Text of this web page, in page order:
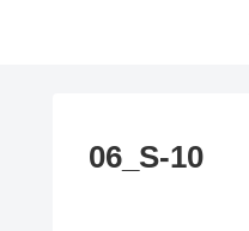
06_S-10